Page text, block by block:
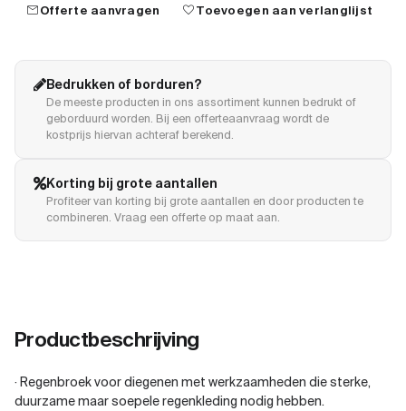
mailOfferte aanvragen favoriteToevoegen aan verlanglijst
Bedrukken of borduren?
De meeste producten in ons assortiment kunnen bedrukt of
geborduurd worden. Bij een offerteaanvraag wordt de
kostprijs hiervan achteraf berekend.
Korting bij grote aantallen
Profiteer van korting bij grote aantallen en door producten te
combineren. Vraag een offerte op maat aan.
Productbeschrijving
· Regenbroek voor diegenen met werkzaamheden die sterke,
duurzame maar soepele regenkleding nodig hebben.